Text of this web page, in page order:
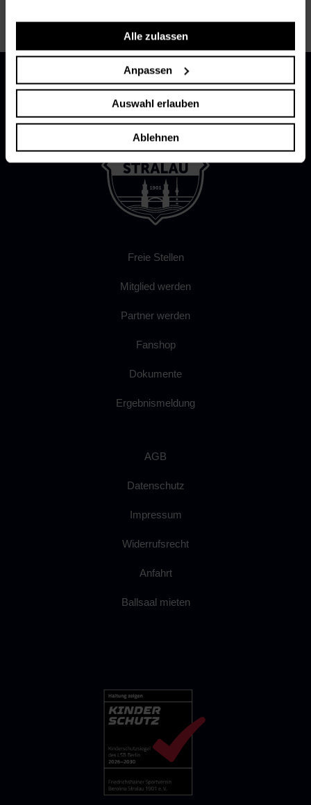
Alle zulassen
Anpassen
Auswahl erlauben
Ablehnen
Freie Stellen
Mitglied werden
Partner werden
Fanshop
Dokumente
Ergebnismeldung
AGB
Datenschutz
Impressum
Widerrufsrecht
Anfahrt
Ballsaal mieten